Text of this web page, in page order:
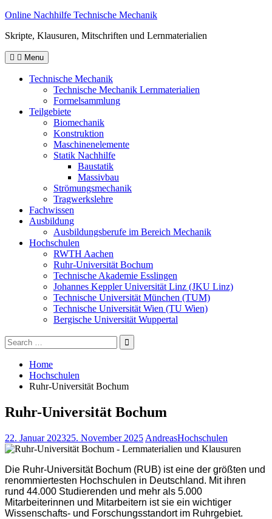
Skip
content
Online Nachhilfe Technische Mechanik
Skripte, Klausuren, Mitschriften und Lernmaterialien
Menu
Technische Mechanik
Technische Mechanik Lernmaterialien
Formelsammlung
Teilgebiete
Biomechanik
Konstruktion
Maschinenelemente
Statik Nachhilfe
Baustatik
Massivbau
Strömungsmechanik
Tragwerkslehre
Fachwissen
Ausbildung
Ausbildungsberufe im Bereich Mechanik
Hochschulen
RWTH Aachen
Ruhr-Universität Bochum
Technische Akademie Esslingen
Johannes Keppler Universität Linz (JKU Linz)
Technische Universität München (TUM)
Technische Universität Wien (TU Wien)
Bergische Universität Wuppertal
Search
for:
Home
Hochschulen
Ruhr-Universität Bochum
Ruhr-Universität Bochum
22. Januar 202325. November 2025 AndreasHochschulen
Die Ruhr-Universität Bochum (RUB) ist eine der größten und
renommiertesten Hochschulen in Deutschland. Mit ihren
rund 44.000 Studierenden und mehr als 5.000
Mitarbeiterinnen und Mitarbeitern ist sie ein wichtiger
Wissenschafts- und Forschungsstandort im Ruhrgebiet.